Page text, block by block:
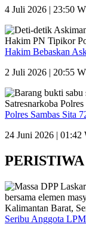
4 Juli 2026 | 23:50
Hakim Bebaskan
2 Juli 2026 | 20:55
Polres Sambas Sita
24 Juni 2026 | 01:42
PERISTIWA
Seribu Anggota